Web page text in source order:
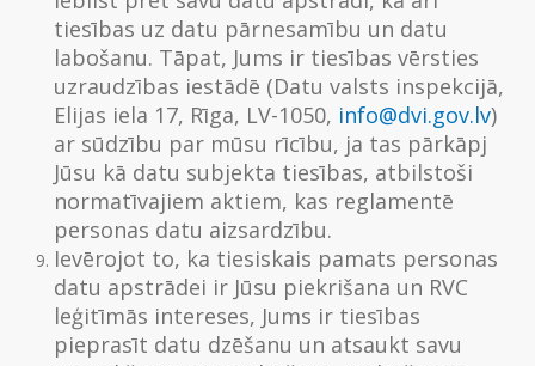
tiesības uz datu pārnesamību un datu
labošanu. Tāpat, Jums ir tiesības vērsties
uzraudzības iestādē (Datu valsts inspekcijā,
Elijas iela 17, Rīga, LV-1050, info@dvi.gov.lv)
ar sūdzību par mūsu rīcību, ja tas pārkāpj
Jūsu kā datu subjekta tiesības, atbilstoši
normatīvajiem aktiem, kas reglamentē
personas datu aizsardzību.
Ievērojot to, ka tiesiskais pamats personas
datu apstrādei ir Jūsu piekrišana un RVC
leģitīmās intereses, Jums ir tiesības
pieprasīt datu dzēšanu un atsaukt savu